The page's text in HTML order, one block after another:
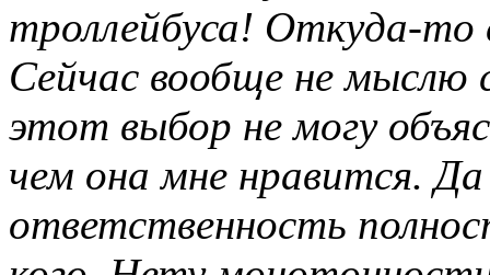
троллейбуса! Откуда-то
Сейчас вообще не мыслю
этот выбор не могу
чем она мне нравится.
ответственность